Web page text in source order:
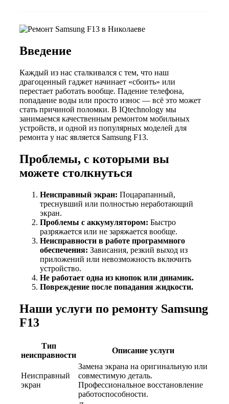
Введение
Каждый из нас сталкивался с тем, что наш
драгоценный гаджет начинает «сбоить» или
перестает работать вообще. Падение телефона,
попадание воды или просто износ — всё это может
стать причиной поломки. В IQtechnology мы
занимаемся качественным ремонтом мобильных
устройств, и одной из популярных моделей для
ремонта у нас является Samsung F13.
Проблемы, с которыми вы
можете столкнуться
Неисправный экран: Поцарапанный,
треснувший или полностью неработающий
экран.
Проблемы с аккумулятором: Быстро
разряжается или не заряжается вообще.
Неисправности в работе программного
обеспечения: Зависания, резкий выход из
приложений или невозможность включить
устройство.
Не работает одна из кнопок или динамик.
Повреждение после попадания жидкости.
Наши услуги по ремонту Samsung
F13
Тип
неисправности
Описание услуги
Неисправный
экран
Замена экрана на оригинальную или
совместимую деталь.
Профессиональное восстановление
работоспособности.